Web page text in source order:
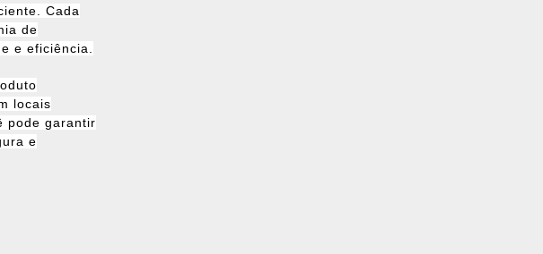
Cada
de
e eficiência.
locais
pode garantir
e